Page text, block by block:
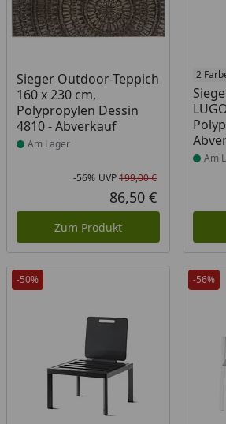
Sieger Outdoor-Teppich
160 x 230 cm,
Polypropylen Dessin
4810 - Abverkauf
Produkt am Lager
Am Lager
Rabatt in
-56% UVP199,00 €
Aktueller
86,50 €
Zum Produkt
2
Am
-50% -56%